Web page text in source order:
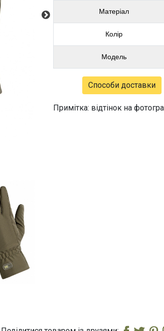
Матеріал
Колір
Модель
Способи доставки
Примітка: відтінок на